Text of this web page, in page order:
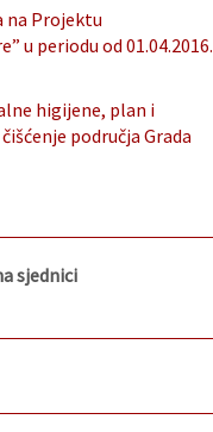
Projektu
u periodu od 01.04.2016.
higijene, plan i
područja Grada
sjednici